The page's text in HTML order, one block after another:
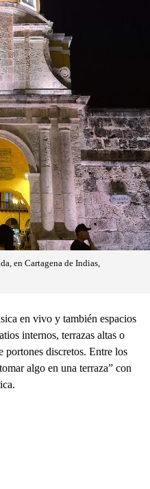
en Cartagena de Indias,
en vivo y también espacios
internos, terrazas altas o
portones discretos. Entre los
algo en una terraza” con